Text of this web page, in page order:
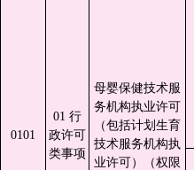
0101
01 行
政许可
类事项
母婴保健技术服
务机构执业许可
（包括计划生育
技术服务机构执
业许可）（权限